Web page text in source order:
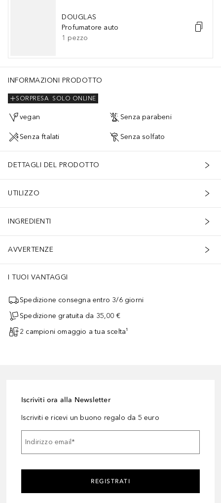
DOUGLAS
Profumatore auto
1 pezzo
INFORMAZIONI PRODOTTO
SOLO ONLINE
SORPRESA
vegan Senza parabeni
Senza ftalati Senza solfato
DETTAGLI DEL PRODOTTO
UTILIZZO
INGREDIENTI
AVVERTENZE
I TUOI VANTAGGI
Spedizione consegna entro 3/6 giorni
Spedizione gratuita da 35,00 €
2 campioni omaggio a tua scelta¹
Iscriviti ora alla Newsletter
Iscriviti e ricevi un buono regalo da 5 euro
Indirizzo email*
REGISTRATI